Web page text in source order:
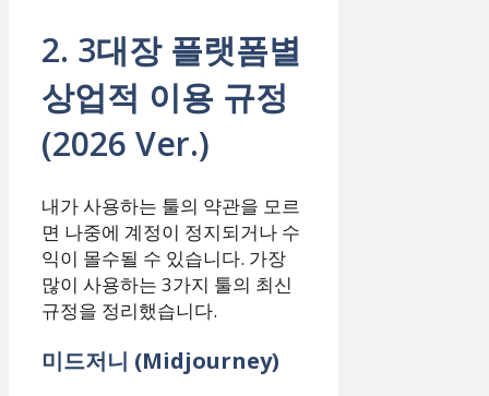
2. 3대장 플랫폼별
상업적 이용 규정
(2026 Ver.)
내가 사용하는 툴의 약관을 모르
면 나중에 계정이 정지되거나 수
익이 몰수될 수 있습니다. 가장
많이 사용하는 3가지 툴의 최신
규정을 정리했습니다.
미드저니 (Midjourney)